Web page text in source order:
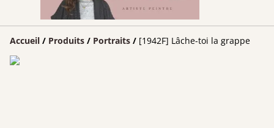
Accueil / Produits / Portraits / [1942F] Lâche-toi la grappe